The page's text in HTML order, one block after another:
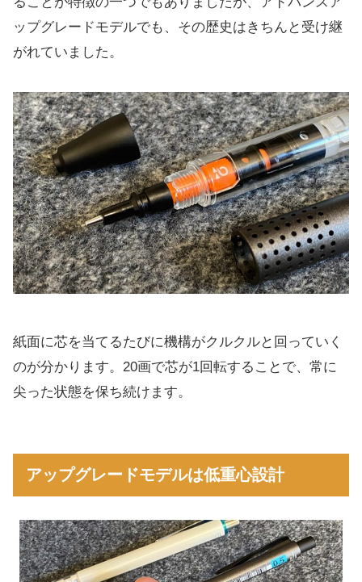
ップグレードモデルでも、その歴史はきちんと受け継
がれていました。
紙面に芯を当てるたびに機構がクルクルと回っていく
のが分かります。20画で芯が1回転することで、常に
尖った状態を保ち続けます。
アップグレードモデルは低重心設計